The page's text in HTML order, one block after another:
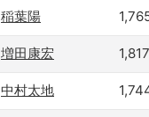
稲葉陽
増田康宏 1,817
中村太地